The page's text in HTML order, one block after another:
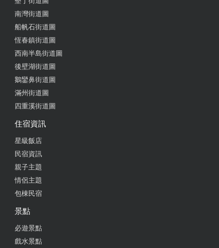
南灣街道圖
船帆石街道圖
恆春鎮街道圖
西南半島街道圖
後壁湖街道圖
鵝鑾鼻街道圖
滿州街道圖
四重溪街道圖
住宿資訊
星級飯店
民宿資訊
親子主題
情侶主題
包棟民宿
景點
必遊景點
戲水景點